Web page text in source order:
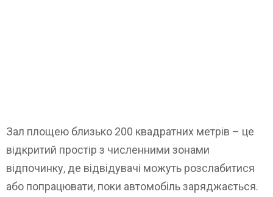
Зал площею близько 200 квадратних метрів – це
відкритий простір з численними зонами
відпочинку, де відвідувачі можуть розслабитися
або попрацювати, поки автомобіль заряджається.